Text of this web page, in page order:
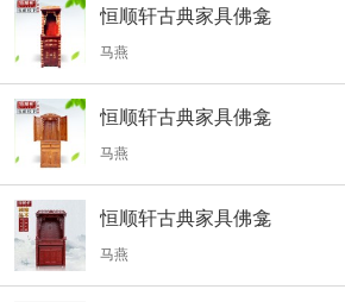
恒顺轩古典家具佛龛
马燕
恒顺轩古典家具佛龛
马燕
恒顺轩古典家具佛龛
马燕